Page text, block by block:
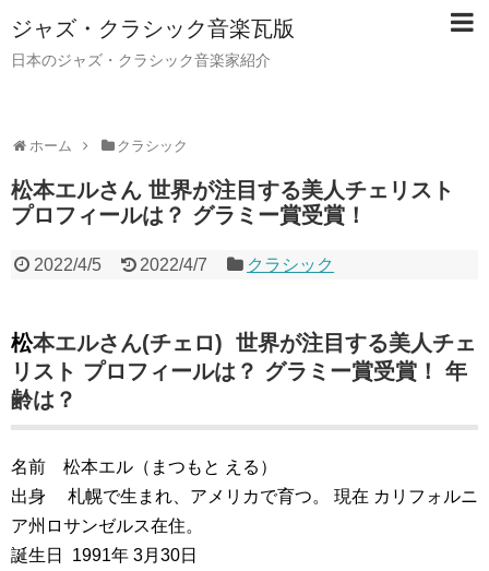
ジャズ・クラシック音楽瓦版
日本のジャズ・クラシック音楽家紹介
ホーム クラシック
松本エルさん 世界が注目する美人チェリスト
プロフィールは？ グラミー賞受賞！
2022/4/5 2022/4/7 クラシック
松本エルさん(チェロ) 世界が注目する美人チェ
リスト プロフィールは？ グラミー賞受賞！ 年
齢は？
名前 松本エル（まつもと える）
出身 札幌で生まれ、アメリカで育つ。 現在 カリフォルニ
ア州ロサンゼルス在住。
誕生日 1991年 3月30日